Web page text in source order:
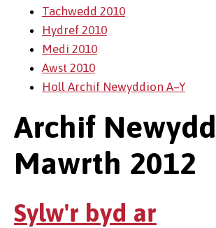
Tachwedd 2010
Hydref 2010
Medi 2010
Awst 2010
Holl Archif Newyddion A–Y
Archif
Mawrth 2012
Sylw'r byd ar